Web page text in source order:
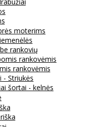
moterims
rankovių
rankovėmis
rankovėmis
- Striukės
šortai - kelnės